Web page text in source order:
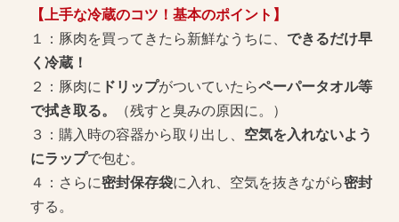
【上手な冷蔵のコツ！基本のポイント】
１：豚肉を買ってきたら新鮮なうちに、 できるだけ早
く冷蔵！
２：豚肉に ドリップがついていたらペーパータオル等
で拭き取る。
（残すと臭みの原因に。）
３：購入時の容器から取り出し、 空気を入れないよう
にラップで包む。
４：さらに密封保存袋に入れ、空気を抜きながら密封
する。